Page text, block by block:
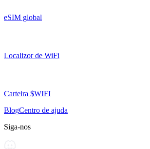
eSIM global
Localizor de WiFi
Carteira $WIFI
BlogCentro de ajuda
Siga-nos